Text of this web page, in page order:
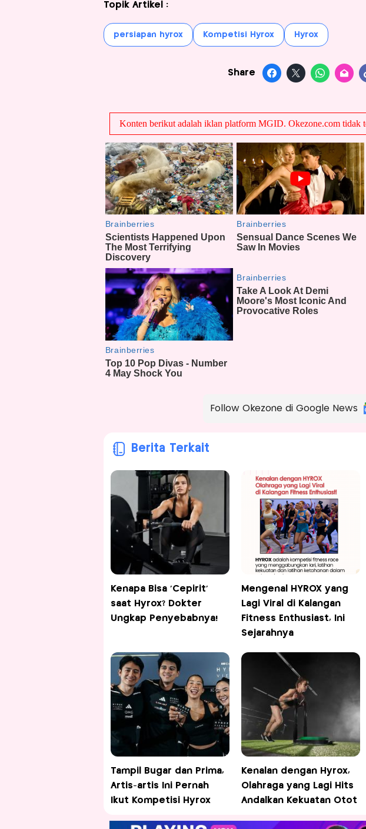
Topik Artikel :
persiapan hyrox Kompetisi Hyrox Hyrox
Share
Follow Okezone di Google News
Berita Terkait
Kenapa Bisa 'Cepirit'
saat Hyrox? Dokter
Ungkap Penyebabnya!
Mengenal HYROX yang
Lagi Viral di Kalangan
Fitness Enthusiast, Ini
Sejarahnya
Tampil Bugar dan Prima,
Artis-artis Ini Pernah
Ikut Kompetisi Hyrox
Kenalan dengan Hyrox,
Olahraga yang Lagi Hits
Andalkan Kekuatan Otot